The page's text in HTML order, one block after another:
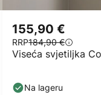
Viseća svjetiljka
155,90 €
RRP184,90 €
Na lageru